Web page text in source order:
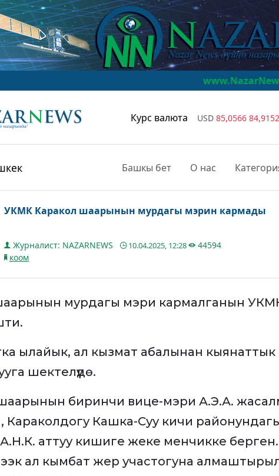
www.NazarNews.kg
Курс валюта USD 85,0566 84,9152
Башкы бет О нас
УКМК Каракол шаарынын мурдагы мэрин кармады
Журналист: NAZARNEWS 10.04.2025, 12:28
44594
коом
мурдагы мэри кармалганын
ылайык, ал кызмат абалынан
шектелүүдө.
биринчи вице-мэри А.Э.А.
Караколдогу Кашка-Суу кичи
аттуу кишиге жеке менчикке берген.
ал кымбат жер участогуна